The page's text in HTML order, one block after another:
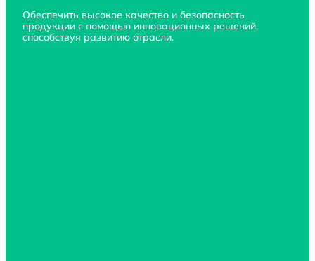
Обеспечить высокое качество и безопасность
продукции с помощью инновационных решений,
способствуя развитию отрасли.